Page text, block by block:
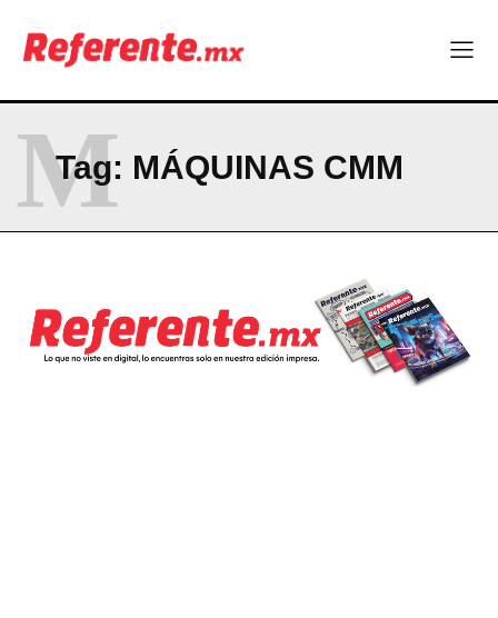
Company
CONTACT
PRIVACY POLICY
Tag: MÁQUINAS CMM
M